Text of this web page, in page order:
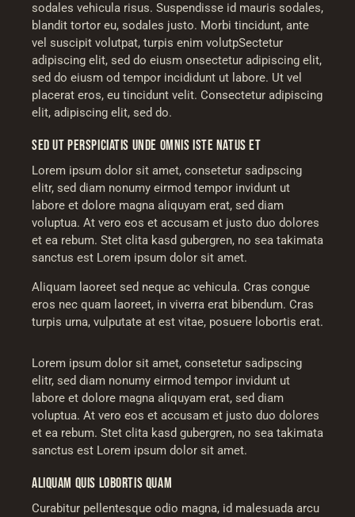
sodales vehicula risus. Suspendisse id mauris sodales,
blandit tortor eu, sodales justo. Morbi tincidunt, ante
vel suscipit volutpat, turpis enim volutpSectetur
adipiscing elit, sed do eiusm onsectetur adipiscing elit,
sed do eiusm od tempor incididunt ut labore. Ut vel
placerat eros, eu tincidunt velit. Consectetur adipiscing
elit, adipiscing elit, sed do.
SED UT PERSPICIATIS UNDE OMNIS ISTE NATUS ET
Lorem ipsum dolor sit amet, consetetur sadipscing
elitr, sed diam nonumy eirmod tempor invidunt ut
labore et dolore magna aliquyam erat, sed diam
voluptua. At vero eos et accusam et justo duo dolores
et ea rebum. Stet clita kasd gubergren, no sea takimata
sanctus est Lorem ipsum dolor sit amet.
Aliquam laoreet sed neque ac vehicula. Cras congue
eros nec quam laoreet, in viverra erat bibendum. Cras
turpis urna, vulputate at est vitae, posuere lobortis erat.
Lorem ipsum dolor sit amet, consetetur sadipscing
elitr, sed diam nonumy eirmod tempor invidunt ut
labore et dolore magna aliquyam erat, sed diam
voluptua. At vero eos et accusam et justo duo dolores
et ea rebum. Stet clita kasd gubergren, no sea takimata
sanctus est Lorem ipsum dolor sit amet.
ALIQUAM QUIS LOBORTIS QUAM
Curabitur pellentesque odio magna, id malesuada arcu